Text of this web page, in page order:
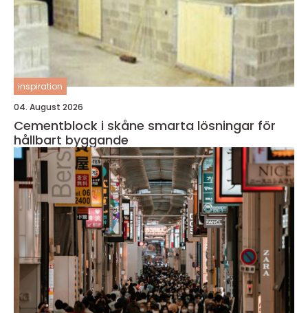
inspiration
04. August 2026
Cementblock i skåne smarta lösningar för
hållbart byggande